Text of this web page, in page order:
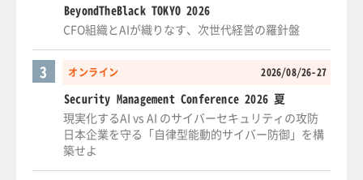
BeyondTheBlack TOKYO 2026
CFO組織とAIが織りなす、次世代経営の羅針盤
オンライン 2026/08/26-27
3
Security Management Conference 2026 夏
現実化するAI vs AI のサイバーセキュリティの攻防
日本企業を守る「自律型能動的サイバー防御」を構
築せよ